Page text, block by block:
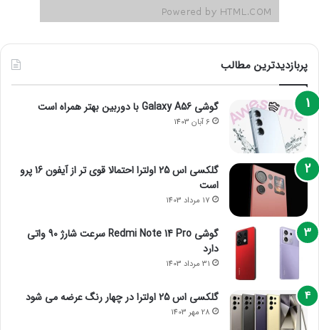
پربازدیدترین مطالب
گوشی Galaxy A56 با دوربین بهتر همراه است
6 آبان 1403
گلکسی اس 25 اولترا احتمالا قوی تر از آیفون 16 پرو
است
17 مرداد 1403
گوشی Redmi Note 14 Pro سرعت شارژ 90 واتی
دارد
31 مرداد 1403
گلکسی اس 25 اولترا در چهار رنگ عرضه می شود
28 مهر 1403